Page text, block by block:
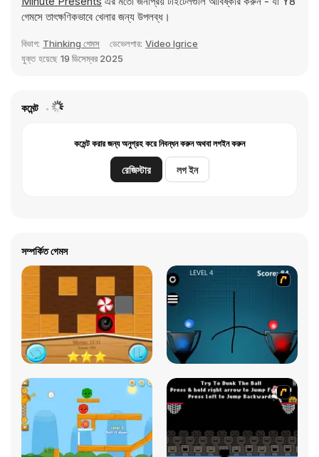
গেমসে তাৎক্ষণিকভাবে খেলার জন্য উপলব্ধ।
বিভাগ: Thinking গেমস ডেভেলপার: Video Igrice
যুক্ত হয়েছে 19 ডিসেম্বর 2025
কমেন্ট
কমেন্ট করার জন্য অনুগ্রহ করে নিবন্ধন করুন অথবা লগইন করুন
রেজিস্টার লগ ইন
সম্পর্কিত গেমস